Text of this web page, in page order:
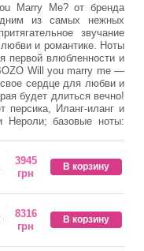
Marry Me? от бренда
из самых нежных
звучание
и романтике. Ноты
первой влюбленности и
Will you marry me —
свое сердце для любви и
будет длиться вечно!
персика, Иланг-иланг и
базовые ноты:
3945
грн
В корзину
8316
грн
В корзину